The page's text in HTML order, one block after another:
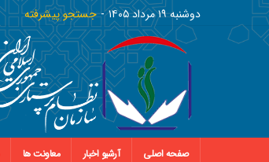
دوشنبه ١٩ مرداد ١٤٠٥ جستجو پیشرفته
صفحه اصلی آرشیو اخبار معاونت ها